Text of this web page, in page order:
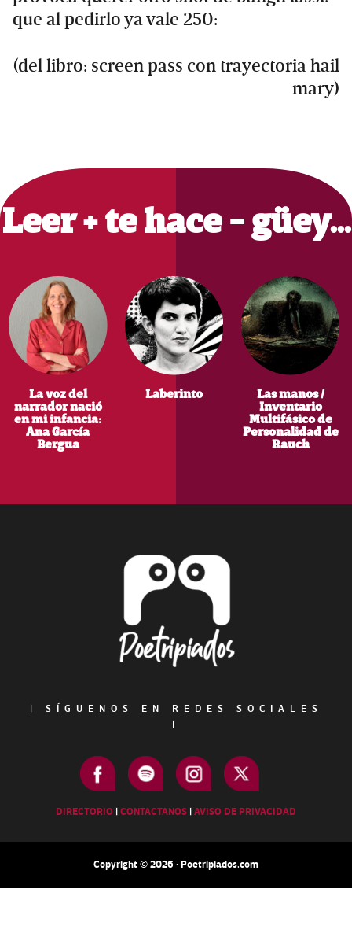
que al pedirlo ya vale 250:
(del libro: screen pass con trayectoria hail
mary)
Primary
Sidebar
Leer + te hace - güey…
La voz del
narrador nació
en mi infancia:
Ana García
Bergua
Laberinto
Las manos /
Inventario
Multifásico de
Personalidad de
Rauch
|
SÍGUENOS EN REDES SOCIALES
|
DIRECTORIO |CONTACTANOS |AVISO DE PRIVACIDAD
Copyright © 2026 · Poetripiados.com